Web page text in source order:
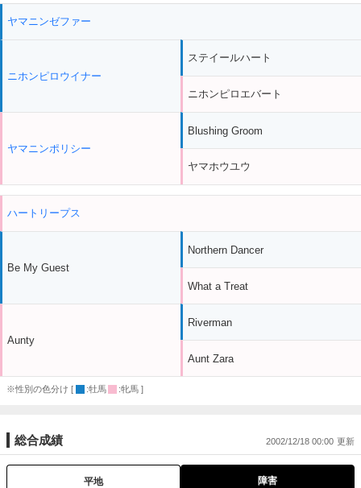
ヤマニンゼファー
ニホンピロウイナー
ヤマニンポリシー
ステイールハート
ニホンピロエバート
Blushing Groom
ヤマホウユウ
ハートリープス
Be My Guest
Aunty
Northern Dancer
What a Treat
Riverman
Aunt Zara
※性別の色分け [ :牡馬 :牝馬 ]
総合成績 2002/12/18 00:00
平地 障害